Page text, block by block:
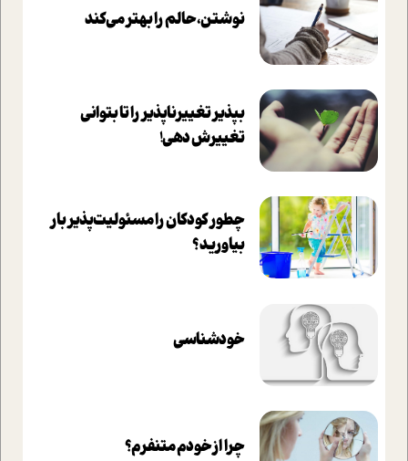
نوشتن، حالم را بهتر می‌کند
بپذير تغييرناپذير را تا بتواني
تغييرش دهي!‏
چطور کودکان را مسئولیت‌پذیر بار
بیاورید؟
خودشناسی
چرا از خودم متنفرم؟